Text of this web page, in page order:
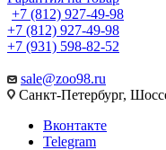
+7 (812) 927-49-98
+7 (812) 927-49-98
+7 (931) 598-82-52
sale@zoo98.ru
Санкт-Петербург,
Вконтакте
Telegram